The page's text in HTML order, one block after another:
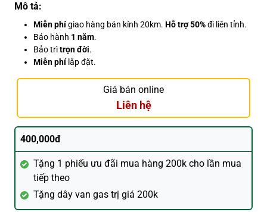
Mô tả:
Miễn phígiao hàng bán kính 20km. Hỗ trợ 50%đi liên tỉnh.
Bảo hành 1 năm.
Bảo trìtrọn đời.
Miễn phílắp đặt.
Giá bán online
Liên hệ
400,000đ
Tặng 1 phiếu ưu đãi mua hàng 200k cho lần mua
tiếp theo
Tặng dây van gas trị giá 200k